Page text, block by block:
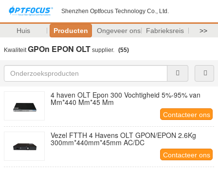
Shenzhen Optfocus Technology Co., Ltd.
Huis Producten Ongeveer ons Fabrieksreis >>
KwaliteitGPOn EPON OLT supplier. (55)
4 haven OLT Epon 300 Vochtigheid 5%-95% van
Mm*440 Mm*45 Mm
Contacteer ons
Vezel FTTH 4 Havens OLT GPON/EPON 2.6Kg
300mm*440mm*45mm AC/DC
Contacteer ons